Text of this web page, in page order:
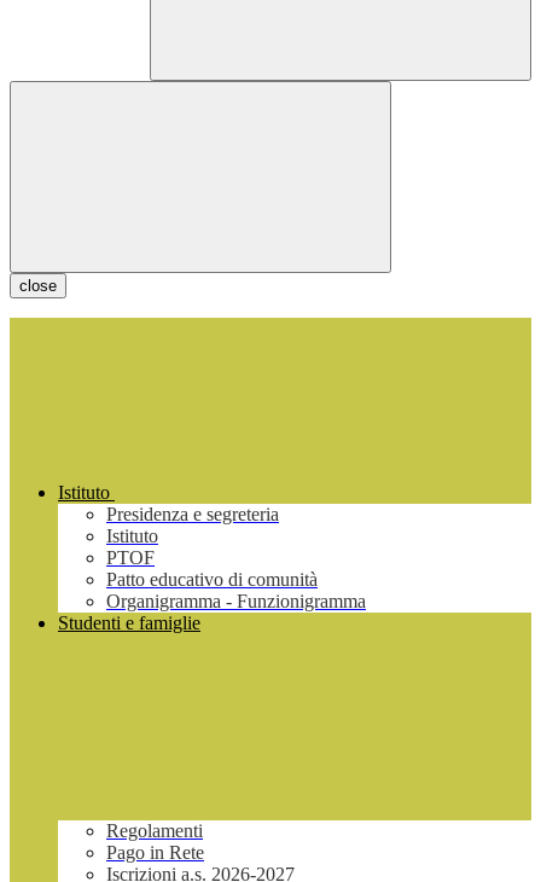
close
Istituto
Presidenza e segreteria
Istituto
PTOF
Patto educativo di comunità
Organigramma - Funzionigramma
Studenti e famiglie
Regolamenti
Pago in Rete
Iscrizioni a.s. 2026-2027